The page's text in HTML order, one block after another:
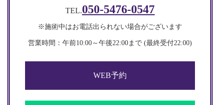
TEL.050-5476-0547
※施術中はお電話出られない場合がございます
営業時間：午前10:00～午後22:00まで (最終受付22:00)​​
WEB予約